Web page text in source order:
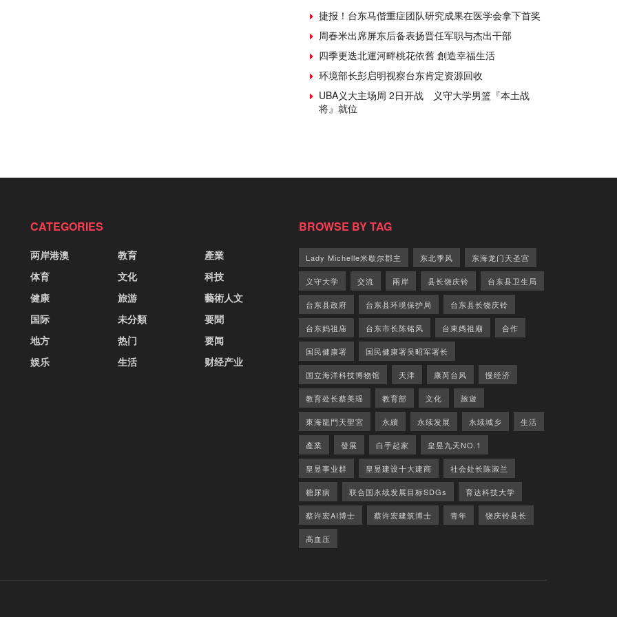
捷报！台东马偕重症团队研究成果在医学会拿下首奖
周春米出席屏东后备表扬晋任军职与杰出干部
四季更迭北運河畔桃花依舊 創造幸福生活
环境部长彭启明视察台东肯定资源回收
UBA义大主场周 2日开战 义守大学男篮『本土战
将』就位
CATEGORIES
两岸港澳
体育
健康
国际
地方
娱乐
教育
文化
旅游
未分類
热门
生活
產業
科技
藝術人文
要聞
要闻
财经产业
BROWSE BY TAG
Lady Michelle米歇尔郡主 东北季风 东海龙门天圣宫
义守大学 交流 兩岸 县长饶庆铃 台东县卫生局
台东县政府 台东县环境保护局 台东县长饶庆铃
台东妈祖庙 台东市长陈铭风 台東媽祖廟 合作
国民健康署 国民健康署吴昭军署长
国立海洋科技博物馆 天津 康芮台风 慢经济
教育处长蔡美瑶 教育部 文化 旅遊
東海龍門天聖宮 永續 永续发展 永续城乡 生活
產業 發展 白手起家 皇昱九天NO.1
皇昱事业群 皇昱建设十大建商 社会处长陈淑兰
糖尿病 联合国永续发展目标SDGs 育达科技大学
蔡许宏AI博士 蔡许宏建筑博士 青年 饶庆铃县长
高血压